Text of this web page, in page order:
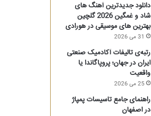
دانلود جدیدترین آهنگ های
شاد و غمگین 2026 گلچین
بهترین های موسیقی در هورادی
31 می 2026
رتبه‌ی تالیفات آکادمیک صنعتی
ایران در جهان؛ پروپاگاندا یا
واقعیت
25 می 2026
راهنمای جامع تاسیسات پمپاژ
در اصفهان